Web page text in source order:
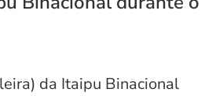
da Itaipu Binacional